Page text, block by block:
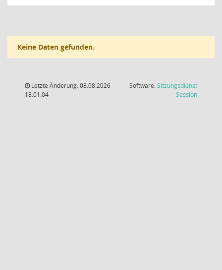
Keine Daten gefunden.
Letzte Änderung: 08.08.2026
18:01:04
Software:Sitzungsdienst
Session(Wird in